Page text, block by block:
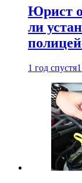
Юрист
ли
1 год спустя